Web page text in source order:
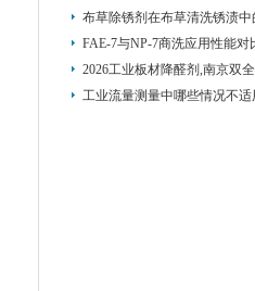
布草除锈剂在布草清洗锈渍中
FAE-7与NP-7商洗应用性能对
工业流量测量中哪些情况不